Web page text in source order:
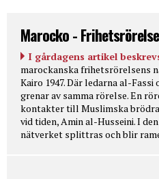
Marocko -
I gårdagens artikel
marockanska frihetsrörelsens
Kairo 1947. Där ledarna al-
grenar av samma rörelse. En
kontakter till Muslimska
vid tiden, Amin al-Husseini. I
nätverket splittras och blir